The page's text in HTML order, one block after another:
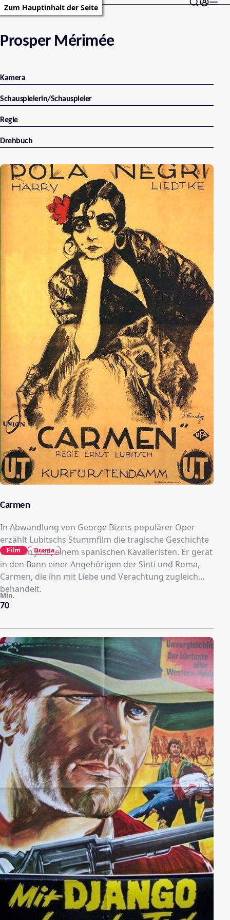
Zum Hauptinhalt der Seite
Prosper Mérimée
Kamera
Schauspielerin/Schauspieler
Regie
Drehbuch
Carmen
In Abwandlung von George Bizets populärer Oper
erzählt Lubitschs Stummfilm die tragische Geschichte
von Don José, einem spanischen Kavalleristen. Er gerät
in den Bann einer Angehörigen der Sinti und Roma,
Carmen, die ihn mit Liebe und Verachtung zugleich
behandelt.
70
Min.
Film Drama